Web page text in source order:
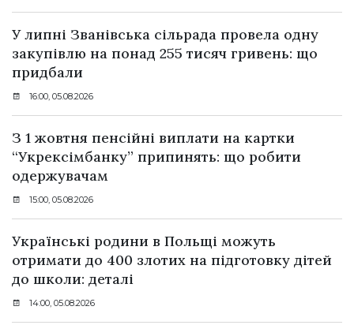
У липні Званівська сільрада провела одну
закупівлю на понад 255 тисяч гривень: що
придбали
16:00, 05.08.2026
З 1 жовтня пенсійні виплати на картки
“Укрексімбанку” припинять: що робити
одержувачам
15:00, 05.08.2026
Українські родини в Польщі можуть
отримати до 400 злотих на підготовку дітей
до школи: деталі
14:00, 05.08.2026